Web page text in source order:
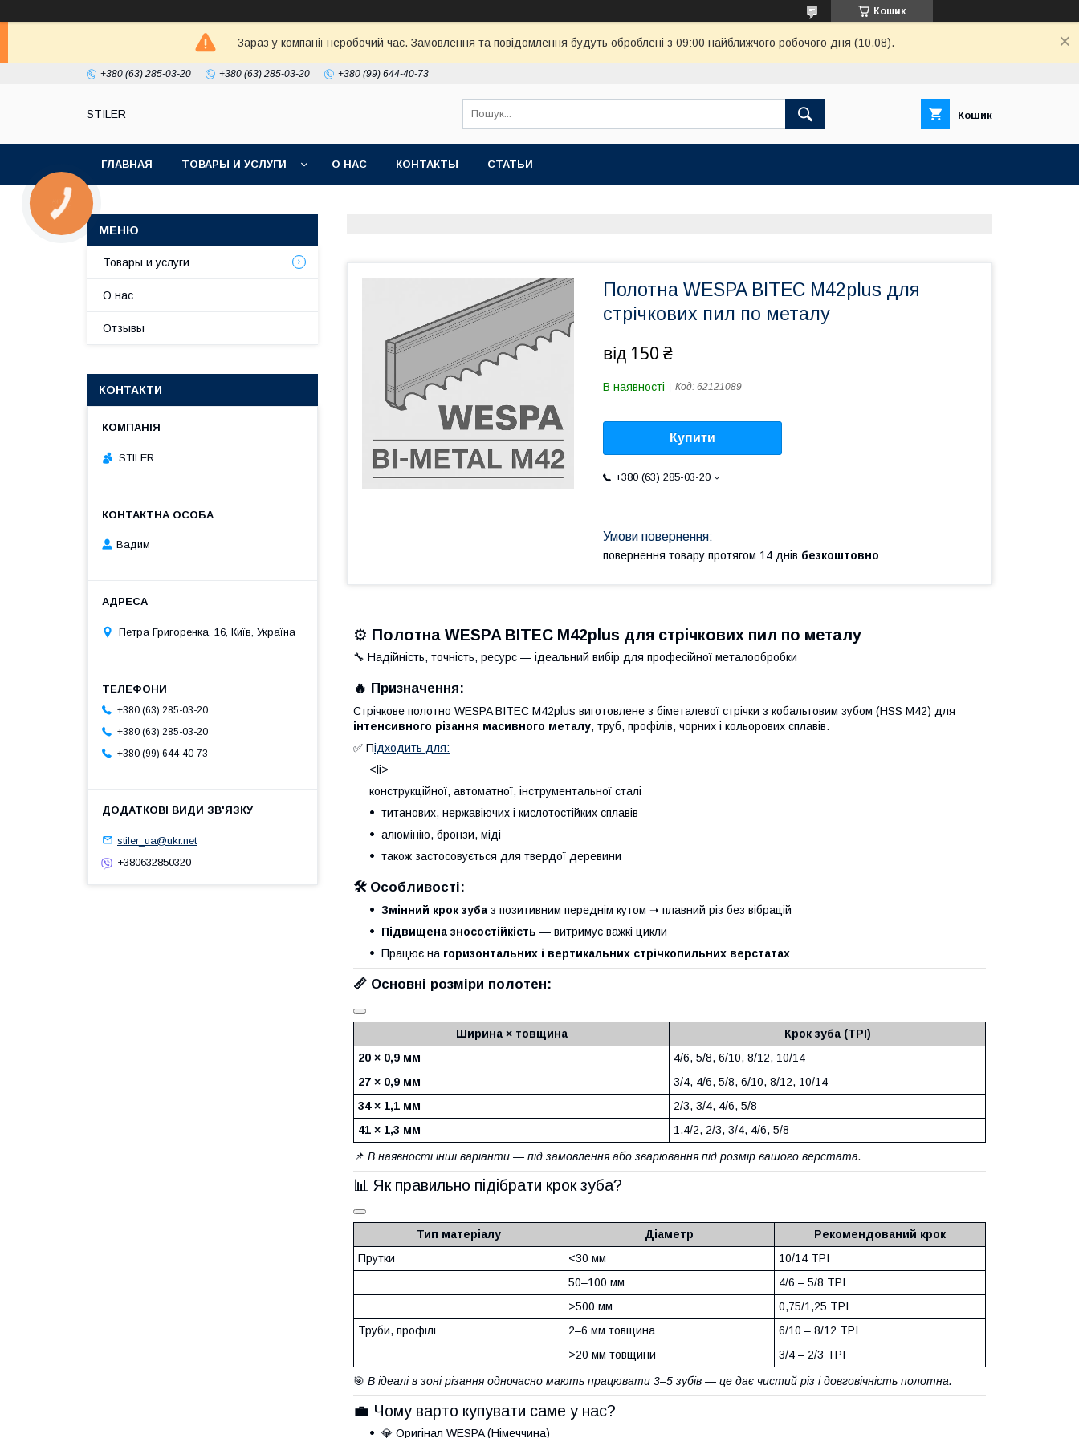
Кошик
Зараз у компанії неробочий час. Замовлення та повідомлення будуть оброблені з 09:00 найближчого робочого дня (10.08).
+380 (63) 285-03-20 +380 (63) 285-03-20 +380 (99) 644-40-73
STILER Кошик
ГЛАВНАЯ ТОВАРЫ И УСЛУГИ О НАС КОНТАКТЫ СТАТЬИ
Полотна WESPA BITEC M42plus для
стрічкових пил по металу
від 150 ₴
В наявності Код: 62121089
Купити
+380 (63) 285-03-20
повернення товару протягом 14 днів безкоштовно
⚙️ Полотна WESPA BITEC M42plus для стрічкових пил по металу
🔧 Надійність, точність, ресурс — ідеальний вибір для професійної металообробки
🔥 Призначення:
Стрічкове полотно WESPA BITEC M42plus виготовлене з біметалевої стрічки з кобальтовим зубом (HSS M42) для
інтенсивного різання масивного металу, труб, профілів, чорних і кольорових сплавів.
✅ Підходить для:
<li>
конструкційної, автоматної, інструментальної сталі
титанових, нержавіючих і кислотостійких сплавів
алюмінію, бронзи, міді
також застосовується для твердої деревини
🛠 Особливості:
Змінний крок зуба з позитивним переднім кутом ➝ плавний різ без вібрацій
Підвищена зносостійкість — витримує важкі цикли
Працює на горизонтальних і вертикальних стрічкопильних верстатах
📏 Основні розміри полотен:
Ширина × товщина
Крок зуба (TPI)
20 × 0,9 мм
4/6, 5/8, 6/10, 8/12, 10/14
27 × 0,9 мм
3/4, 4/6, 5/8, 6/10, 8/12, 10/14
34 × 1,1 мм
2/3, 3/4, 4/6, 5/8
41 × 1,3 мм
1,4/2, 2/3, 3/4, 4/6, 5/8
📌 В наявності інші варіанти — під замовлення або зварювання під розмір вашого верстата.
📊 Як правильно підібрати крок зуба?
Тип матеріалу Діаметр
Рекомендований крок
Прутки
<30 мм
10/14 TPI
50–100 мм
4/6 – 5/8 TPI
>500 мм
0,75/1,25 TPI
Труби, профілі
2–6 мм товщина
6/10 – 8/12 TPI
>20 мм товщини
3/4 – 2/3 TPI
🎯 В ідеалі в зоні різання одночасно мають працювати 3–5 зубів — це дає чистий різ і довговічність полотна.
💼 Чому варто купувати саме у нас?
💎 Оригінал WESPA (Німеччина)
Товары и услуги
О нас
Отзывы
КОНТАКТИ
STILER
Вадим
Петра Григоренка, 16, Київ, Україна
+380 (63) 285-03-20
+380 (63) 285-03-20
+380 (99) 644-40-73
stiler_ua@ukr.net
+380632850320
КНОПКА
ЗВ'ЯЗКУ